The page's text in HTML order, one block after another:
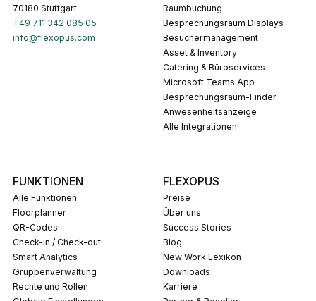
70180 Stuttgart
+49 711 342 085 05
info@flexopus.com
Raumbuchung
Besprechungsraum Displays
Besuchermanagement
Asset & Inventory
Catering & Büroservices
Microsoft Teams App
Besprechungsraum-Finder
Anwesenheitsanzeige
Alle Integrationen
FUNKTIONEN
Alle Funktionen
Floorplanner
QR-Codes
Check-in / Check-out
Smart Analytics
Gruppenverwaltung
Rechte und Rollen
FLEXOPUS
Preise
Über uns
Success Stories
Blog
New Work Lexikon
Downloads
Karriere